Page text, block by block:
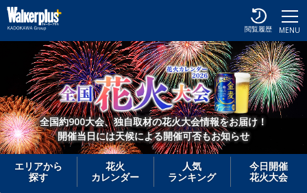
MENU
閲覧履歴
全国約900大会、独自取材の花火大会情報をお届け！
開催当日には天候による開催可否もお知らせ
エリアから
探す
花火
カレンダー
人気
ランキング
今日開催
花火大会